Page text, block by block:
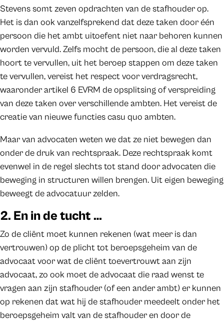
Stevens somt zeven opdrachten van de stafhouder op.
Het is dan ook vanzelfsprekend dat deze taken door één
persoon die het ambt uitoefent niet naar behoren kunnen
worden vervuld. Zelfs mocht de persoon, die al deze taken
hoort te vervullen, uit het beroep stappen om deze taken
te vervullen, vereist het respect voor verdragsrecht,
waaronder artikel 6 EVRM de opsplitsing of verspreiding
van deze taken over verschillende ambten. Het vereist de
creatie van nieuwe functies casu quo ambten.
Maar van advocaten weten we dat ze niet bewegen dan
onder de druk van rechtspraak. Deze rechtspraak komt
evenwel in de regel slechts tot stand door advocaten die
beweging in structuren willen brengen. Uit eigen beweging
beweegt de advocatuur zelden.
2. En in de tucht …
Zo de cliënt moet kunnen rekenen (wat meer is dan
vertrouwen) op de plicht tot beroepsgeheim van de
advocaat voor wat de cliënt toevertrouwt aan zijn
advocaat, zo ook moet de advocaat die raad wenst te
vragen aan zijn stafhouder (of een ander ambt) er kunnen
op rekenen dat wat hij de stafhouder meedeelt onder het
beroepsgeheim valt van de stafhouder en door de